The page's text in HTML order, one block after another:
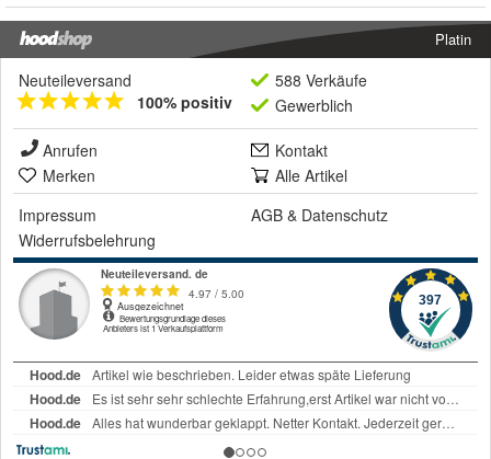
Platin
Neuteileversand
100% positiv
588 Verkäufe
Gewerblich
Anrufen
Kontakt
Merken
Alle Artikel
Impressum
AGB & Datenschutz
Widerrufsbelehrung